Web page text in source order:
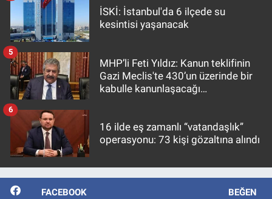
İSKİ: İstanbul'da 6 ilçede su
kesintisi yaşanacak
MHP’li Feti Yıldız: Kanun teklifinin
Gazi Meclis'te 430’un üzerinde bir
kabulle kanunlaşacağı
5
16 ilde eş zamanlı “vatandaşlık”
operasyonu: 73 kişi gözaltına alındı
6
FACEBOOK BEĞEN